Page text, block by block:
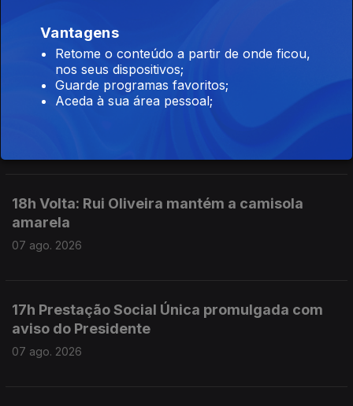
07 ago. 2026
19h Seguro trava lei do retorno de
18h Volta: Rui Oliveira mantém a camisola
amarela
07 ago. 2026
17h Prestação Social Única promulgada com
aviso do Presidente
07 ago. 2026
Vantagens
Retome o conteúdo a partir de onde ficou,
nos seus dispositivos;
Guarde programas favoritos;
Aceda à sua área pessoal;